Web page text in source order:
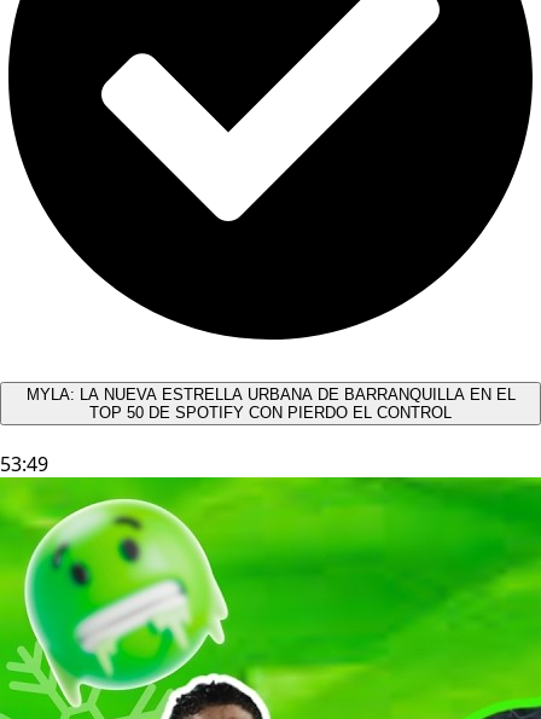
MYLA: LA NUEVA ESTRELLA URBANA DE BARRANQUILLA EN EL
TOP 50 DE SPOTIFY CON PIERDO EL CONTROL
53:49